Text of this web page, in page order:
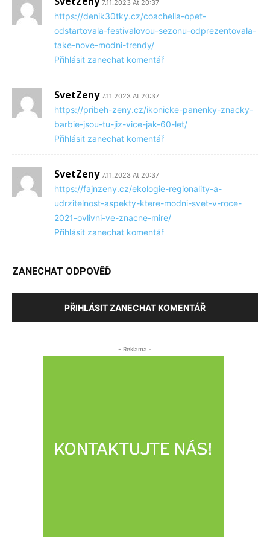
7.11.2023 At 20:37
https://denik30tky.cz/coachella-opet-
odstartovala-festivalovou-sezonu-odprezentovala-
take-nove-modni-trendy/
Přihlásit zanechat komentář
SvetZeny 7.11.2023 At 20:37
https://pribeh-zeny.cz/ikonicke-panenky-znacky-
barbie-jsou-tu-jiz-vice-jak-60-let/
Přihlásit zanechat komentář
SvetZeny 7.11.2023 At 20:37
https://fajnzeny.cz/ekologie-regionality-a-
udrzitelnost-aspekty-ktere-modni-svet-v-roce-
2021-ovlivni-ve-znacne-mire/
Přihlásit zanechat komentář
ZANECHAT ODPOVĚĎ
PŘIHLÁSIT ZANECHAT KOMENTÁŘ
- Reklama -